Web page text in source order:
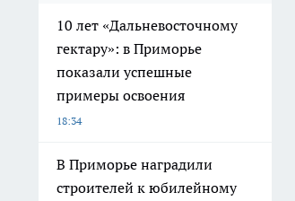
10 лет «Дальневосточному
гектару»: в Приморье
показали успешные
примеры освоения
18:34
В Приморье наградили
строителей к юбилейному